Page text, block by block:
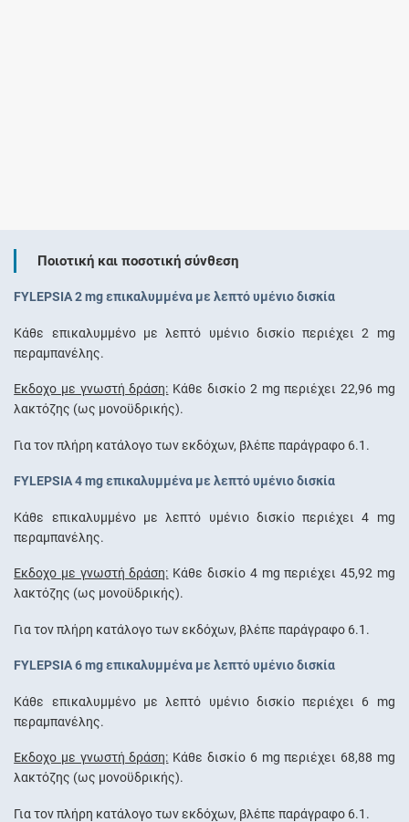
Ποιοτική και ποσοτική σύνθεση
FYLEPSIA 2 mg επικαλυμμένα με λεπτό υμένιο δισκία
Κάθε επικαλυμμένο με λεπτό υμένιο δισκίο περιέχει 2 mg
περαμπανέλης.
Έκδοχο με γνωστή δράση: Κάθε δισκίο 2 mg περιέχει 22,96 mg
λακτόζης (ως µονοϋδρικής).
Για τον πλήρη κατάλογο των εκδόχων, βλέπε παράγραφο 6.1.
FYLEPSIA 4 mg επικαλυμμένα με λεπτό υμένιο δισκία
Κάθε επικαλυμμένο με λεπτό υμένιο δισκίο περιέχει 4 mg
περαμπανέλης.
Έκδοχο με γνωστή δράση: Κάθε δισκίο 4 mg περιέχει 45,92 mg
λακτόζης (ως µονοϋδρικής).
Για τον πλήρη κατάλογο των εκδόχων, βλέπε παράγραφο 6.1.
FYLEPSIA 6 mg επικαλυμμένα με λεπτό υμένιο δισκία
Κάθε επικαλυμμένο με λεπτό υμένιο δισκίο περιέχει 6 mg
περαμπανέλης.
Έκδοχο με γνωστή δράση: Κάθε δισκίο 6 mg περιέχει 68,88 mg
λακτόζης (ως µονοϋδρικής).
Για τον πλήρη κατάλογο των εκδόχων, βλέπε παράγραφο 6.1.